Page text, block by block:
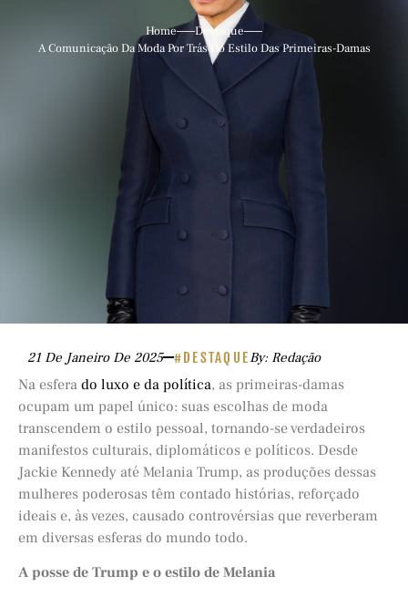
Home
Destaque
A Comunicação Da Moda Por Trás Do Estilo Das Primeiras-Damas
21 De Janeiro De 2025 #DESTAQUEBy: Redação
Na esfera do luxo e da política, as primeiras-damas
ocupam um papel único: suas escolhas de moda
transcendem o estilo pessoal, tornando-se verdadeiros
manifestos culturais, diplomáticos e políticos. Desde
Jackie Kennedy até Melania Trump, as produções dessas
mulheres poderosas têm contado histórias, reforçado
ideais e, às vezes, causado controvérsias que reverberam
em diversas esferas do mundo todo.
A posse de Trump e o estilo de Melania